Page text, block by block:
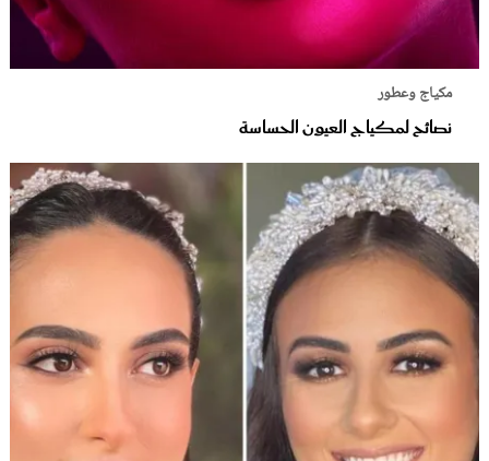
مكياج وعطور
نصائح لمكياج العيون الحساسة